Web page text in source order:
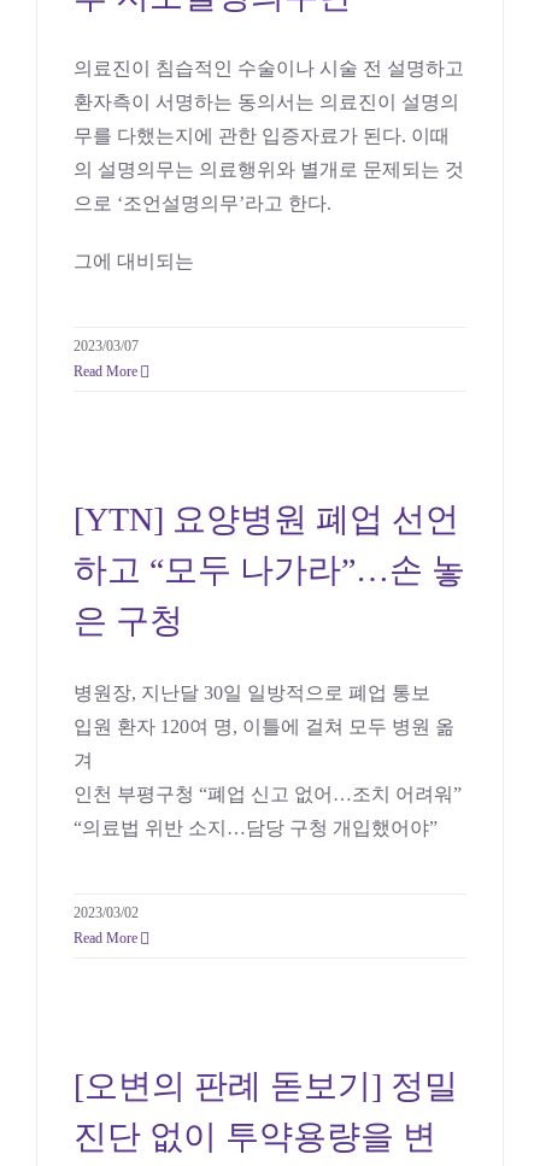
의료진이 침습적인 수술이나 시술 전 설명하고
환자측이 서명하는 동의서는 의료진이 설명의
무를 다했는지에 관한 입증자료가 된다. 이때
의 설명의무는 의료행위와 별개로 문제되는 것
으로 ‘조언설명의무’라고 한다.
그에 대비되는
2023/03/07
Read More
놓은 구청
의료
[YTN] 요양병원 폐업 선언
하고 “모두 나가라”…손 놓
은 구청
병원장, 지난달 30일 일방적으로 폐업 통보
입원 환자 120여 명, 이틀에 걸쳐 모두 병원 옮
겨
인천 부평구청 “폐업 신고 없어…조치 어려워”
“의료법 위반 소지…담당 구청 개입했어야”
2023/03/02
Read More
경했다면
의료
[오변의 판례 돋보기] 정밀
진단 없이 투약용량을 변